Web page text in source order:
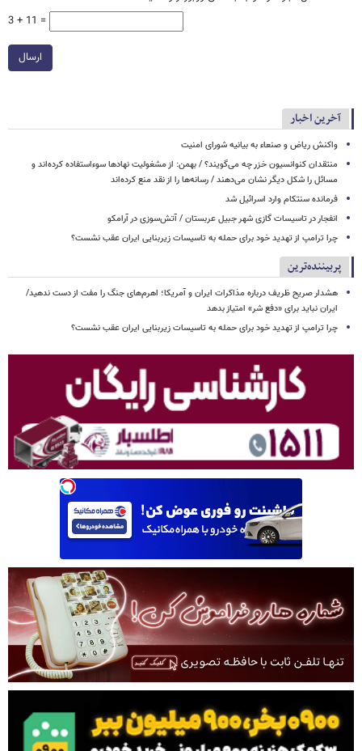
3 + 11 =
ارسال
آخرین اخبار
واکنش ریاض و صنعاء به بیانیه شورای امنیت
منتقدان کنوانسیون خزر چه می‌گویند؟ / بهمن: از مشغولیت نهادها سوءاستفاده کرده‌اند و
مسائل را شکل دیگر نشان می‌دهند / رسانه‌ها را از نقد منع کرده‌اند
فرمانده سنتکام وارد اسرائیل شد
انفجار در تاسیسات گازی شهر جبیل عربستان / آتش‌سوزی در آرامکو
چرا ترامپ از تهدید خود برای حمله به تاسیسات زیربنایی ایران عقب نشست؟
پربیننده‌ترین
هشدار صریح ظریف درباره مذاکرات ایران و آمریکا؛ اهرم‌های جنگ را مفت از دست ندهید/
ایران نباید برای «دفع شر» امتیاز بدهد
چرا ترامپ از تهدید خود برای حمله به تاسیسات زیربنایی ایران عقب نشست؟